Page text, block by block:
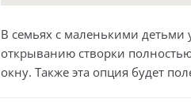
В семьях с маленькими детьми
открыванию створки
окну. Также эта опция будет